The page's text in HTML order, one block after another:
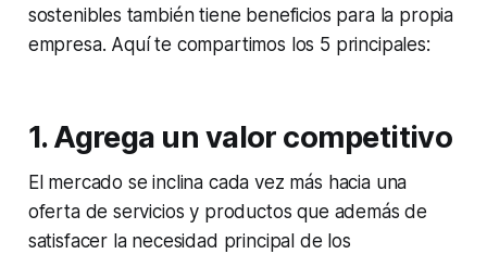
sostenibles también tiene beneficios para la propia
empresa. Aquí te compartimos los 5 principales:
1. Agrega un valor competitivo
El mercado se inclina cada vez más hacia una
oferta de servicios y productos que además de
satisfacer la necesidad principal de los